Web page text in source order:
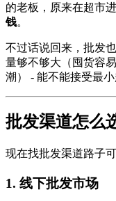
的老板，原来在超市
钱。
不过话说回来，批发
量够不够大（囤货容
潮） - 能不能接受最
批发渠道怎么
现在找批发渠道路子
1. 线下批发市场